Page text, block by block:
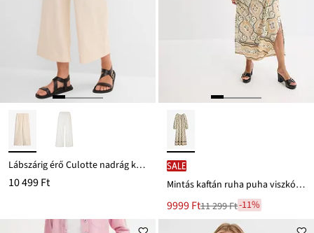
Lábszárig érő Culotte nadrág könnyű lenvászon-keverékből
10 499 Ft
SALE
Mintás kaftán ruha puha viszkózból
Új
ár
9999 Ft
Leárazva11 299 Ft-11%